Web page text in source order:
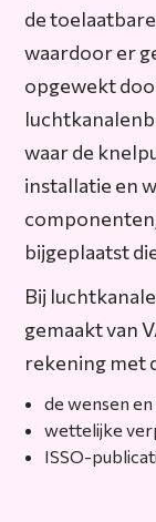
de
waardoor er
opgewekt
waar de
installatie en
bijgeplaatst
Bij
gemaakt van
rekening met
de wensen
wettelijke
ISSO-